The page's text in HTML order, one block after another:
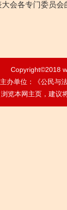
各专门委员会
Copyright©2018
主办单位：《公民与
浏览本网主页，建